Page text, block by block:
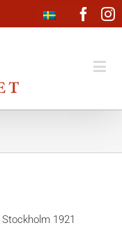
Stockholm 1921